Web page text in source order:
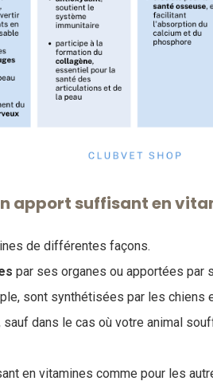
apport suffisant en
de différentes façons.
par ses organes ou apportées par
sont synthétisées par les chiens
dans le cas où votre animal
en vitamines comme pour les